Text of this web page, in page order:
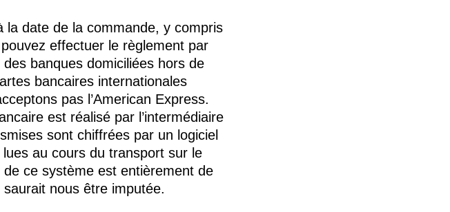
la date de la commande, y compris
effectuer le règlement par
banques domiciliées hors de
bancaires internationales
pas l’American Express.
est réalisé par l’intermédiaire
sont chiffrées par un logiciel
au cours du transport sur le
ce système est entièrement de
nous être imputée.